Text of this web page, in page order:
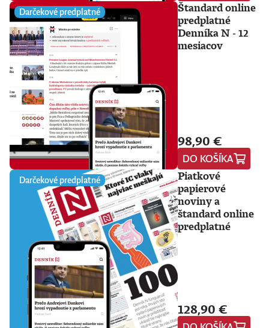
Darčekové predplatné
Štandard online
predplatné
Denníka N - 12
mesiacov
98,90 €
DO KOŠÍKA
Darčekové predplatné
Piatkové
papierové
noviny a
štandard online
predplatné
128,90 €